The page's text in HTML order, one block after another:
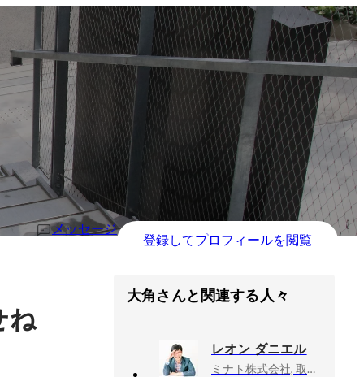
メッセージ
登録してプロフィールを閲覧
ね
大角さんと関連する人々
レオン ダニエル
ミナト株式会社, 取締役